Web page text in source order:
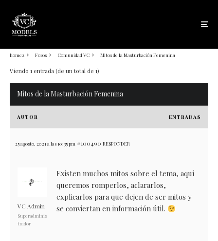
home2 Foros Comunidad VC Mitos de la Masturbación Femenina
Viendo 1 entrada (de un total de 1)
Mitos de la Masturbación Femenina
AUTOR ENTRADAS
25 agosto, 2021 a las 10:35 pm #100490 RESPONDER
VC Admin
Superadminis
trador
Existen muchos mitos sobre el tema, aquí
queremos romperlos, aclararlos,
explicarlos para que dejen de ser mitos y
se conviertan en información útil.